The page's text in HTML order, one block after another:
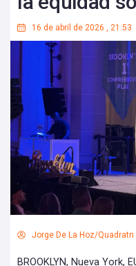
16 de abril de 2026 , 21:53
Jorge De La Hoz/Quadratn
BROOKLYN, Nueva York,